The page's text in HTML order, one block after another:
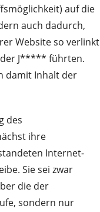
auf die
auch dadurch,
Website so verlinkt
der J***** führten.
damit Inhalt der
des
ihre
Internet-
Sie sei zwar
die der
sondern nur